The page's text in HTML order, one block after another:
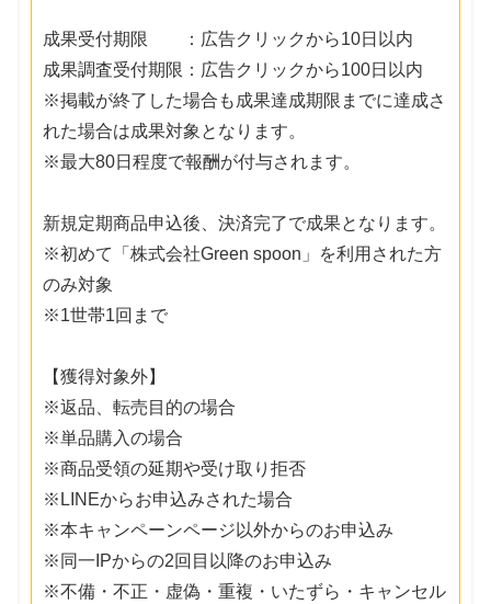
成果受付期限 ：広告クリックから10日以内
成果調査受付期限：広告クリックから100日以内
※掲載が終了した場合も成果達成期限までに達成さ
れた場合は成果対象となります。
※最大80日程度で報酬が付与されます。
新規定期商品申込後、決済完了で成果となります。
※初めて「株式会社Green spoon」を利用された方
のみ対象
※1世帯1回まで
【獲得対象外】
※返品、転売目的の場合
※単品購入の場合
※商品受領の延期や受け取り拒否
※LINEからお申込みされた場合
※本キャンペーンページ以外からのお申込み
※同一IPからの2回目以降のお申込み
※不備・不正・虚偽・重複・いたずら・キャンセル